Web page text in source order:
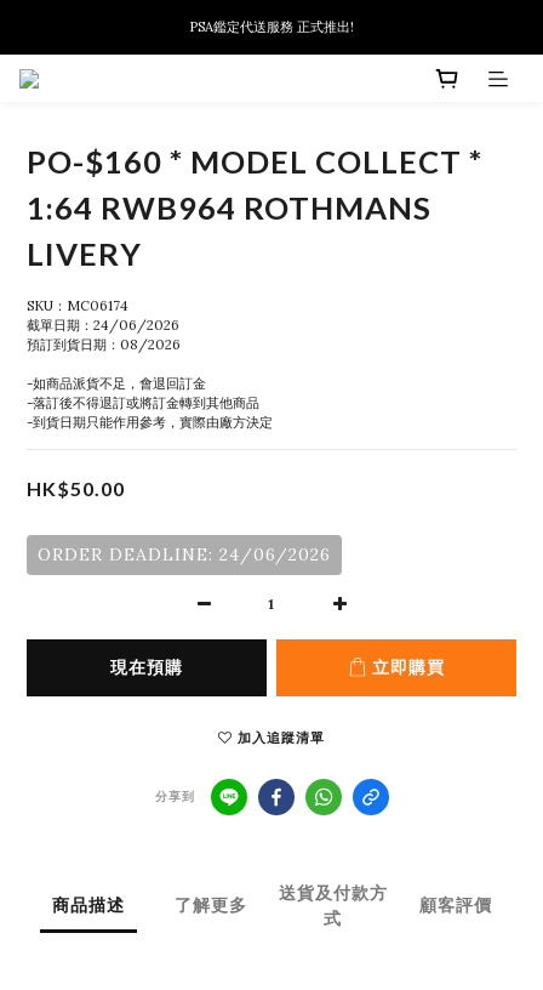
新會員首次下單可扣減$10
PSA鑑定代送服務 正式推出!
PO-$160 * MODEL COLLECT *
1:64 RWB964 ROTHMANS
LIVERY
SKU：MC06174
截單日期：24/06/2026
預訂到貨日期：08/2026
-如商品派貨不足，會退回訂金
-落訂後不得退訂或將訂金轉到其他商品
-到貨日期只能作用參考，實際由廠方決定
HK$50.00
ORDER DEADLINE: 24/06/2026
現在預購 立即購買
加入追蹤清單
分享到
商品描述 了解更多
送貨及付款方
式
顧客評價